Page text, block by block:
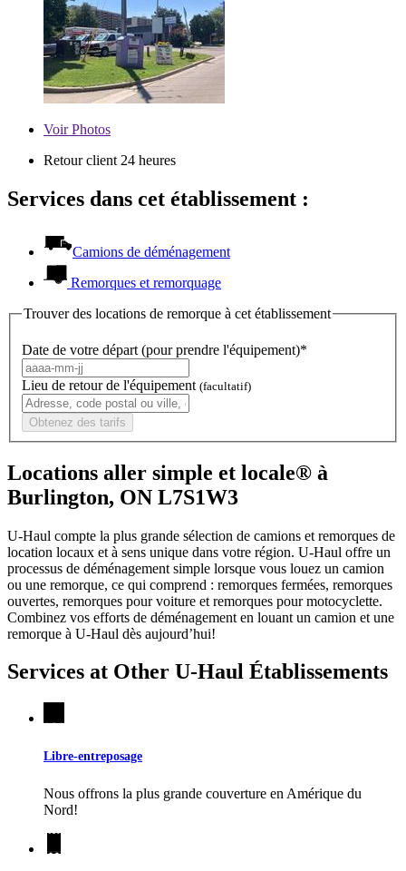
VoirPhotos
Retour client 24 heures
Services dans cet établissement :
Camions de déménagement
Remorques et remorquage
Trouver des locations de remorque à cet établissement
Date de votre départ (pour prendre l'équipement)*
Lieu de retour de l'équipement (facultatif)
Obtenez des tarifs
Locations aller simple et locale® à
Burlington, ON L7S1W3
U-Haul compte la plus grande sélection de camions et remorques de
location locaux et à sens unique dans votre région. U-Haul offre un
processus de déménagement simple lorsque vous louez un camion
ou une remorque, ce qui comprend : remorques fermées, remorques
ouvertes, remorques pour voiture et remorques pour motocyclette.
Combinez vos efforts de déménagement en louant un camion et une
remorque à U-Haul dès aujourd’hui!
Services at Other U-Haul Établissements
Libre-entreposage
Nous offrons la plus grande couverture en Amérique du
Nord!